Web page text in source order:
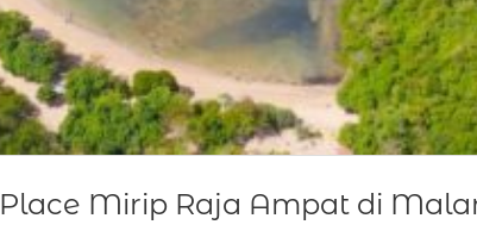
Mirip Raja Ampat di